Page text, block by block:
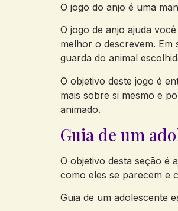
O jogo do anjo é uma
O jogo de anjo ajuda
melhor o descrevem.
guarda do animal
O objetivo deste jogo é
mais sobre si mesmo e
animado.
Guia de um
O objetivo desta seção é
como eles se parecem e
Guia de um adolescente